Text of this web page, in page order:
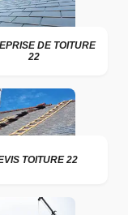
DE TOITURE
22
TOITURE 22